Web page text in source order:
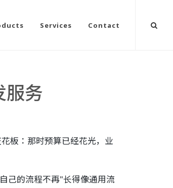
Services Contact
服务
板：那时预算已经花光，业
己的流程不再"长得像通用流